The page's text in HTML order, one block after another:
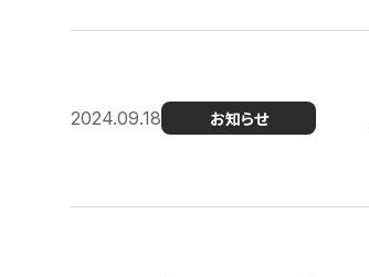
2024.09.18 お知らせ